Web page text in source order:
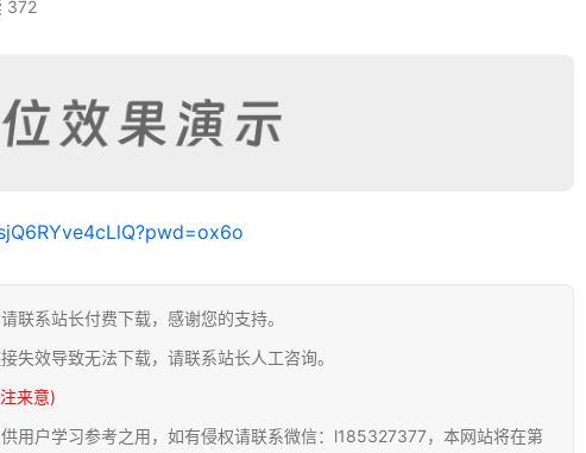
372
联系站长付费下载，感谢您的支持。
失效导致无法下载，请联系站长人工咨询。
来意)
用户学习参考之用，如有侵权请联系微信：l185327377，本网站将在第